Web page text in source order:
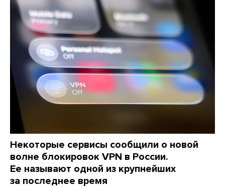
Некоторые сервисы сообщили о новой
волне блокировок VPN в России.
Ее называют одной из крупнейших
за последнее время